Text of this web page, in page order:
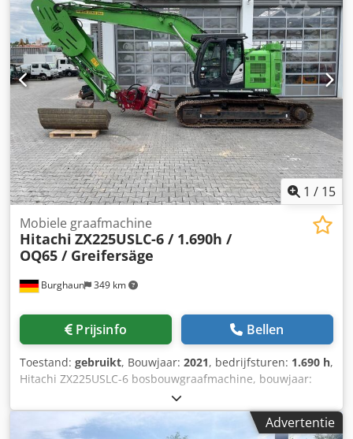
(transportlengte: 4.800 mm – transportbreedte: 1.780 mm
– transporthoogte: 2.480 mm) * Korte draaicirkel (ECR –
Extended Compact Radius) Cjdpfx Apozrthvsmorf *
Proportionele extra hydrauliek * Snelwisselsysteem
1 / 15
Burghaun 349 km
Mobiele graafmachine
Hitachi ZX225USLC-6 / 1.690h /
OQ65 / Greifersäge
Prijsinfo Bellen
Toestand: gebruikt, Bouwjaar: 2021, bedrijfsturen: 1.690 h,
Hitachi ZX225USLC-6 bosbouwgraafmachine, bouwjaar:
2021, bedrijfsuren: slechts 1.690 uur, inclusief Vosch
grijperzaag, inclusief hydraulische greppelruimer 1.600
mm, airconditioning, camera, OQ65 snelwisselsysteem,
Advertentie